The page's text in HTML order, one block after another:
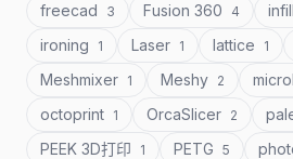
freecad 3 Fusion 360 4 infill
ironing 1 Laser 1 lattice 1
Meshmixer 1 Meshy 2
octoprint 1 OrcaSlicer 2
PEEK 3D打印 1 PETG 5